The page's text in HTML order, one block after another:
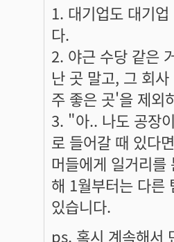
1. 대기업도 대기
다.
2. 야근 수당 같은
난 곳 말고, 그 회
주 좋은 곳'을 제외
3. "아.. 나도 공장
로 들어갈 때 있다
머들에게 일거리
해 1월부터는 다른
있습니다.
ps. 혹시 계속해서